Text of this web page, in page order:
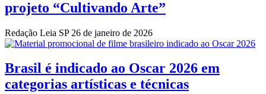
projeto “Cultivando Arte”
Redação Leia SP 26 de janeiro de 2026
Brasil é indicado ao Oscar 2026 em
categorias artísticas e técnicas